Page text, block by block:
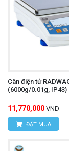
Cân điện tử
(6000g/0.01g, IP43)
11,770,000 VND
ĐẶT MUA